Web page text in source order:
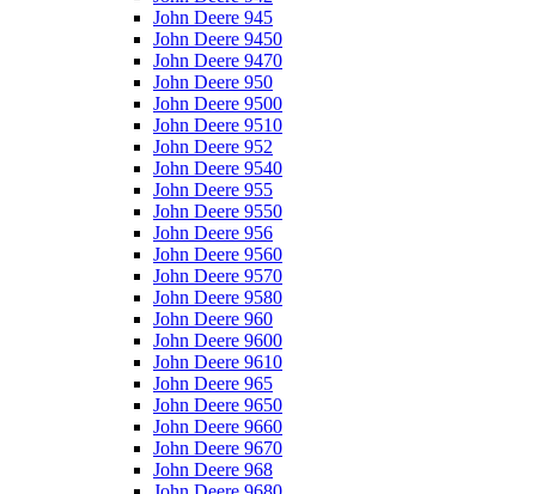
John Deere 945
John Deere 9450
John Deere 9470
John Deere 950
John Deere 9500
John Deere 9510
John Deere 952
John Deere 9540
John Deere 955
John Deere 9550
John Deere 956
John Deere 9560
John Deere 9570
John Deere 9580
John Deere 960
John Deere 9600
John Deere 9610
John Deere 965
John Deere 9650
John Deere 9660
John Deere 9670
John Deere 968